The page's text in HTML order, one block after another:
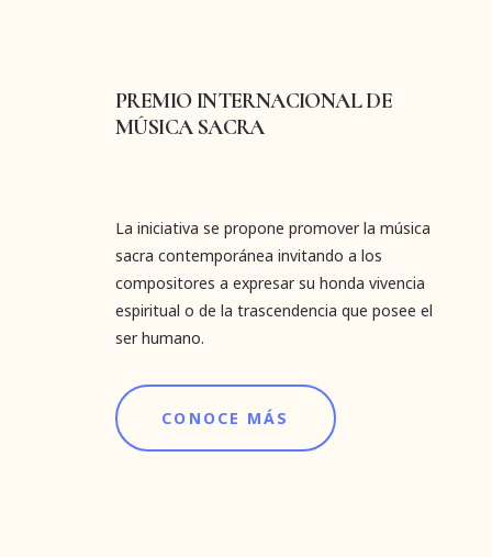
PREMIO INTERNACIONAL DE
MÚSICA SACRA
La iniciativa se propone promover la música
sacra contemporánea invitando a los
compositores a expresar su honda vivencia
espiritual o de la trascendencia que posee el
ser humano.
CONOCE MÁS